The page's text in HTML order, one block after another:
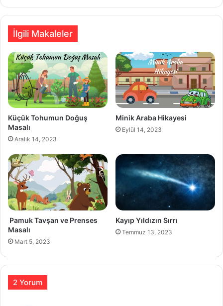
İlgili Makaleler
Küçük Tohumun Doğuş
Masalı
Aralık 14, 2023
Minik Araba Hikayesi
Eylül 14, 2023
Pamuk Tavşan ve Prenses
Masalı
Mart 5, 2023
Kayıp Yıldızın Sırrı
Temmuz 13, 2023
2 Yorum